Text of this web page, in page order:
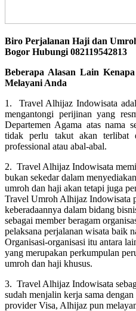
Biro Perjalanan Haji dan
Bogor Hubungi 082119542813
Beberapa Alasan Lain
Melayani Anda
1. Travel Alhijaz Indowisata
mengantongi perijinan yang
Departemen Agama atas nama
tidak perlu takut akan terlibat
professional atau abal-abal.
2. Travel Alhijaz Indowisata
bukan sekedar dalam
umroh dan haji akan tetapi juga
Travel Umroh Alhijaz Indowisata
keberadaannya dalam bidang
sebagai member beragam
pelaksana perjalanan wisata baik
Organisasi-organisasi itu antara
yang merupakan perkumpulan
umroh dan haji khusus.
3. Travel Alhijaz Indowisata
sudah menjalin kerja sama
provider Visa, Alhijaz pun